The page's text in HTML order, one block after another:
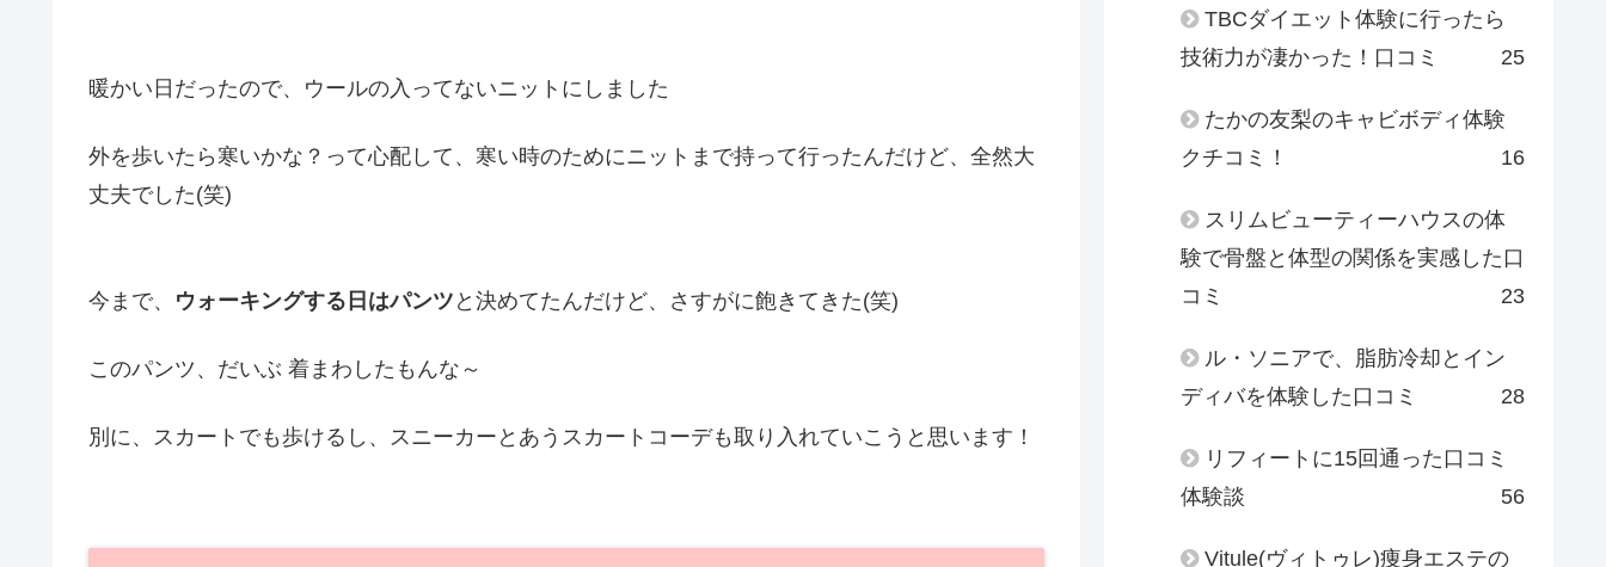
暖かい日だったので、ウールの入ってないニットにしました
外を歩いたら寒いかな？って心配して、寒い時のためにニットまで持って行ったんだけど、全然大
丈夫でした(笑)
今まで、 ウォーキングする日はパンツ と決めてたんだけど、さすがに飽きてきた(笑)
このパンツ、だいぶ 着まわしたもんな～
別に、スカートでも歩けるし、スニーカーとあうスカートコーデも取り入れていこうと思います！
TBCダイエット体験に行ったら
技術力が凄かった！口コミ
25
たかの友梨のキャビボディ体験
クチコミ！
16
スリムビューティーハウスの体
験で骨盤と体型の関係を実感した口
コミ
23
ル・ソニアで、脂肪冷却とイン
ディバを体験した口コミ
28
リフィートに15回通った口コミ
体験談
56
Vitule(ヴィトゥレ)痩身エステの